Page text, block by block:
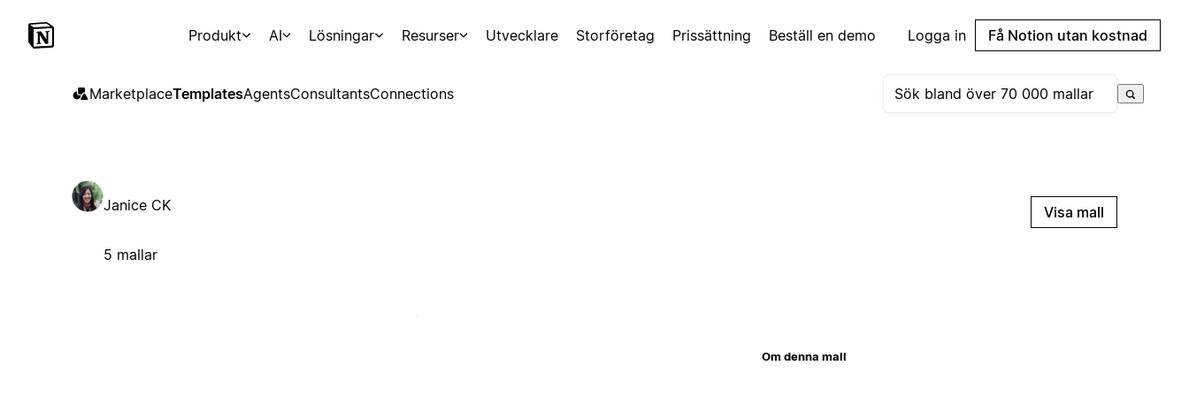
Produkt AI Lösningar Resurser Utvecklare Storföretag Prissättning Beställ en demo Logga in Få Notion utan kostnad
MarketplaceTemplatesAgentsConsultantsConnections
Janice CK
5 mallar
Visa mall
Om denna mall